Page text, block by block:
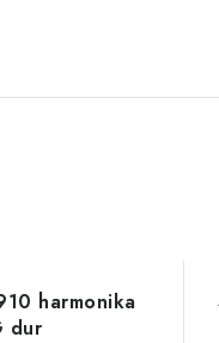
harmonika
dur